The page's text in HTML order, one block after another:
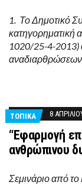
1. Το Δημοτικό
κατηγορηματική
1020/25-4-2013)
ΤΟΠΙΚΑ 8
“Εφαρμογή
ανθρώπινου
Σεμινάριο από